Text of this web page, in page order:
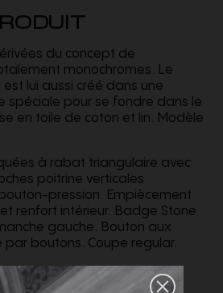
du concept de
monochromes. Le
lui aussi créé dans une
spéciale pour se fondre dans le
en toile de coton et lin. Modèle
à rabat triangulaire avec
poitrine verticales
pression. Empiècement
renfort intérieur. Badge Stone
gauche. Bouton aux
par boutons. Coupe regular.